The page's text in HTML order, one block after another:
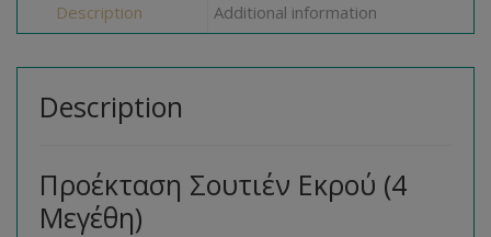
Description Additional information
Description
Προέκταση Σουτιέν Εκρού (4
Μεγέθη)